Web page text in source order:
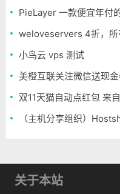
PieLayer 一款便宜年付
weloveservers 4折，所
小鸟云 vps 测试
美橙互联关注微信送现
双11天猫自动点红包 来
关于本站